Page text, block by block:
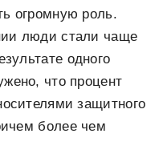
огромную роль.
люди стали чаще
одного
что процент
защитного
более чем